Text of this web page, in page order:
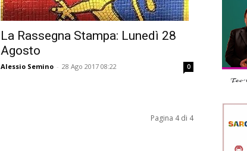
La Rassegna Stampa: Lunedì 28
Agosto
Alessio Semino - 28 Ago 2017 08:22 0
Pagina 4 di 4